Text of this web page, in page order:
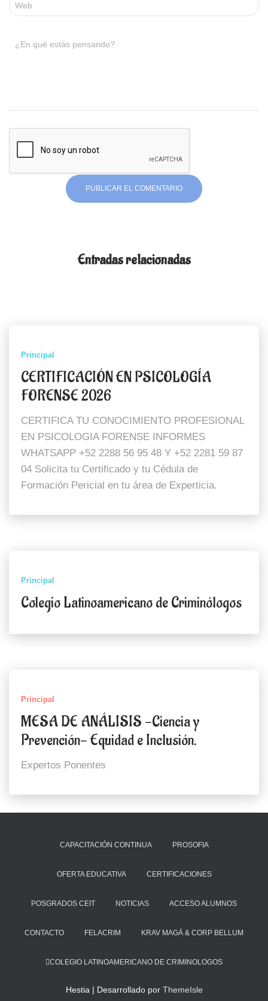
Web
¿En qué estás pensando?
Entradas relacionadas
Principal
CERTIFICACIÓN EN PSICOLOGÍA
FORENSE 2026
CERTIFICA TU CONOCIMIENTO PROFESIONAL
EN PSICOLOGIA FORENSE INFORMES
WHATSAPP +52 2288 56 95 48 Y +52 2281 59 87
04 Solicita tu Certificado y tu Cédula de
Formación Pericial en tu área de Experticia.
Principal
Colegio Latinoamericano de Criminólogos
Principal
MESA DE ANÁLISIS -Ciencia y
Prevención- Equidad e Inclusión.
Expertos Ponentes
CAPACITACIÓN CONTINUA PROSOFIA
OFERTA EDUCATIVA CERTIFICACIONES
POSGRADOS CEIT NOTICIAS ACCESO ALUMNOS
CONTACTO FELACRIM KRAV MAGÁ & CORP BELLUM
COLEGIO LATINOAMERICANO DE CRIMINOLOGOS
Hestia | Desarrollado por ThemeIsle